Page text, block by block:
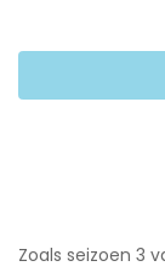
Zoals seizoen 3